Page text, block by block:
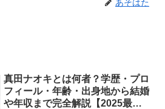
あそはた
真田ナオキとは何者？学歴・プロ
フィール・年齢・出身地から結婚
や年収まで完全解説【2025最